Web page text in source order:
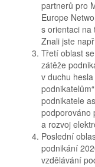
partnerů pro
Europe
s orientaci na
Znali jste
Třetí oblast
zátěže
v duchu
podnikatele
podporováno
a rozvoj
Poslední
podnikání
vzdělávání